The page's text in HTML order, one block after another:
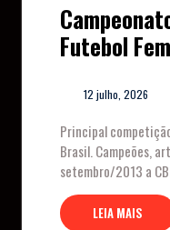
Futebol
12 julho, 2026
Principal
Brasil. Campeões,
setembro/2013 a
LEIA MAIS